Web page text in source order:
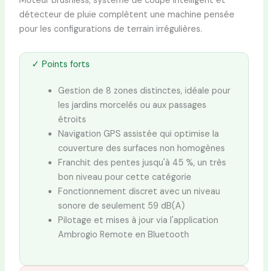
détecteur de pluie complètent une machine pensée
pour les configurations de terrain irrégulières.
✓ Points forts
Gestion de 8 zones distinctes, idéale pour
les jardins morcelés ou aux passages
étroits
Navigation GPS assistée qui optimise la
couverture des surfaces non homogènes
Franchit des pentes jusqu'à 45 %, un très
bon niveau pour cette catégorie
Fonctionnement discret avec un niveau
sonore de seulement 59 dB(A)
Pilotage et mises à jour via l'application
Ambrogio Remote en Bluetooth